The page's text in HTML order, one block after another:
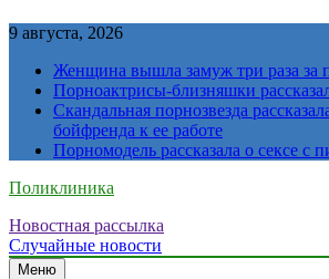
9 августа, 2026
Женщина вышла замуж три раза за
Порноактрисы-близняшки
Скандальная порнозвезда
бойфренда к ее работе
Порномодель рассказала о сексе с
Поликлиника
Новостная рассылка
Случайные новости
Меню